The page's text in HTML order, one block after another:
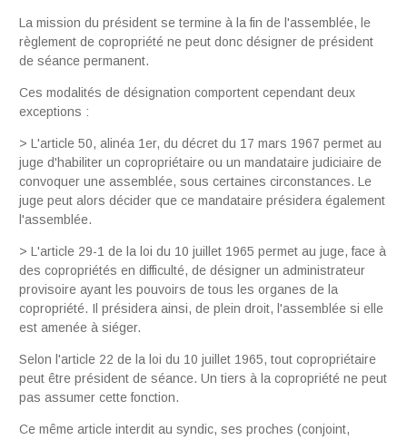
La mission du président se termine à la fin de l'assemblée, le
règlement de copropriété ne peut donc désigner de président
de séance permanent.
Ces modalités de désignation comportent cepen­dant deux
exceptions :
> L'article 50, alinéa 1er, du décret du 17 mars 1967 permet au
juge d'habiliter un copropriétaire ou un mandataire judiciaire de
convoquer une assemblée, sous certaines circonstances. Le
juge peut alors décider que ce mandataire présidera également
l'assemblée.
> L'article 29-1 de la loi du 10 juillet 1965 permet au juge, face à
des copropriétés en difficulté, de désigner un administrateur
provisoire ayant les pouvoirs de tous les organes de la
copropriété. Il présidera ainsi, de plein droit, l'assemblée si elle
est amenée à siéger.
Selon l'article 22 de la loi du 10 juillet 1965, tout copropriétaire
peut être président de séance. Un tiers à la copropriété ne peut
pas assumer cette fonction.
Ce même article interdit au syndic, ses proches (conjoint,